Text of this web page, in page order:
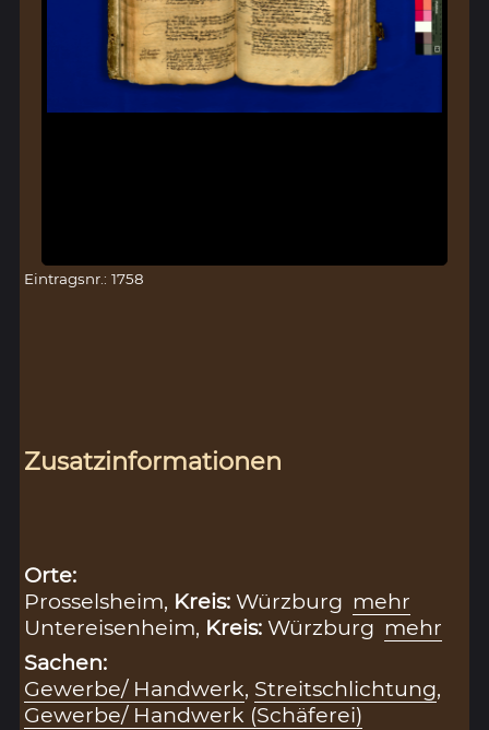
Eintragsnr.: 1758
Zusatzinformationen
Orte:
Prosselsheim, Kreis:Würzburg mehr
Untereisenheim, Kreis:Würzburg mehr
Sachen:
Gewerbe/ Handwerk, Streitschlichtung,
Gewerbe/ Handwerk (Schäferei)